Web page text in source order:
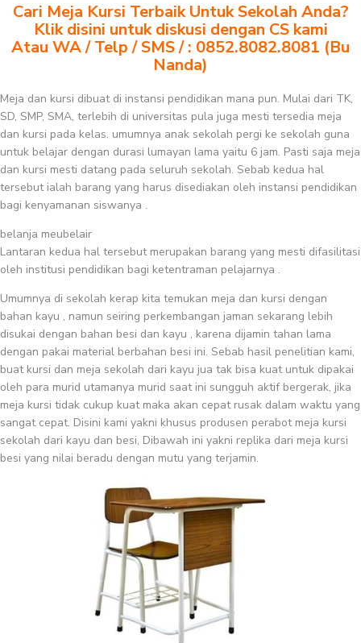
Cari Meja Kursi Terbaik Untuk Sekolah Anda?
Klik disini untuk diskusi dengan CS kami
Atau WA / Telp / SMS / : 0852.8082.8081 (Bu
Nanda)
Meja dan kursi dibuat di instansi pendidikan mana pun. Mulai dari TK,
SD, SMP, SMA, terlebih di universitas pula juga mesti tersedia meja
dan kursi pada kelas. umumnya anak sekolah pergi ke sekolah guna
untuk belajar dengan durasi lumayan lama yaitu 6 jam. Pasti saja meja
dan kursi mesti datang pada seluruh sekolah. Sebab kedua hal
tersebut ialah barang yang harus disediakan oleh instansi pendidikan
bagi kenyamanan siswanya .
belanja meubelair
Lantaran kedua hal tersebut merupakan barang yang mesti difasilitasi
oleh institusi pendidikan bagi ketentraman pelajarnya .
Umumnya di sekolah kerap kita temukan meja dan kursi dengan
bahan kayu , namun seiring perkembangan jaman sekarang lebih
disukai dengan bahan besi dan kayu , karena dijamin tahan lama
dengan pakai material berbahan besi ini. Sebab hasil penelitian kami,
buat kursi dan meja sekolah dari kayu jua tak bisa kuat untuk dipakai
oleh para murid utamanya murid saat ini sungguh aktif bergerak, jika
meja kursi tidak cukup kuat maka akan cepat rusak dalam waktu yang
sangat cepat. Disini kami yakni khusus produsen perabot meja kursi
sekolah dari kayu dan besi, Dibawah ini yakni replika dari meja kursi
besi yang nilai beradu dengan mutu yang terjamin.